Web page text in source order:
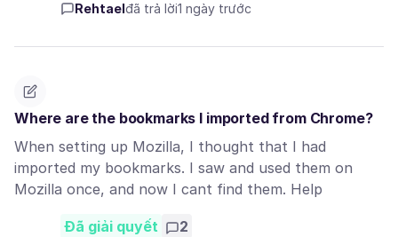
Rehtael đã trả lời1 ngày trước
Where are the bookmarks I imported from Chrome?
When setting up Mozilla, I thought that I had
imported my bookmarks. I saw and used them on
Mozilla once, and now I cant find them. Help
Đã giải quyết 2